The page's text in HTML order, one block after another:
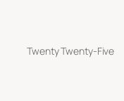
Twenty Twenty-Five